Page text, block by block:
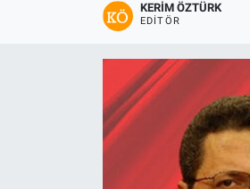
KERIM ÖZTÜRK
EDITÖR
Haber Arşivi